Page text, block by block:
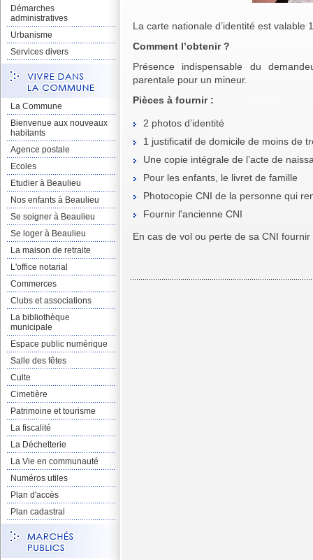
Démarches
administratives
Urbanisme
Services divers
La Commune
Bienvenue aux nouveaux
habitants
Agence postale
Ecoles
Etudier à Beaulieu
Nos enfants à Beaulieu
Se soigner à Beaulieu
Se loger à Beaulieu
La maison de retraite
L'office notarial
Commerces
Clubs et associations
La bibliothèque
municipale
Espace public numérique
Salle des fêtes
Culte
Cimetière
Patrimoine et tourisme
La fiscalité
La Déchetterie
La Vie en communauté
Numéros utiles
Plan d'accès
Plan cadastral
La carte nationale d’identité est valable
Comment l’obtenir ?
Présence indispensable du
parentale pour un mineur.
Pièces à fournir :
2 photos d’identité
1 justificatif de domicile de moins de
Une copie intégrale de l’acte de
Pour les enfants, le livret de famille
Photocopie CNI de la personne qui
Fournir l'ancienne CNI
En cas de vol ou perte de sa CNI